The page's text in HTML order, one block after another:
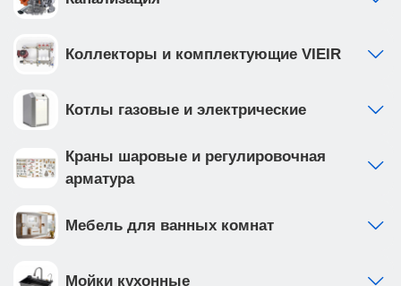
Коллекторы и комплектующие VIEIR
Котлы газовые и электрические
Краны шаровые и регулировочная
арматура
Мебель для ванных комнат
Мойки кухонные